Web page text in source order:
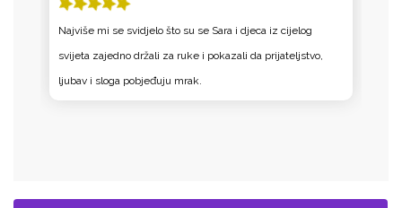
Najviše mi se svidjelo što su se Sara i djeca iz cijelog
svijeta zajedno držali za ruke i pokazali da prijateljstvo,
ljubav i sloga pobjeđuju mrak.